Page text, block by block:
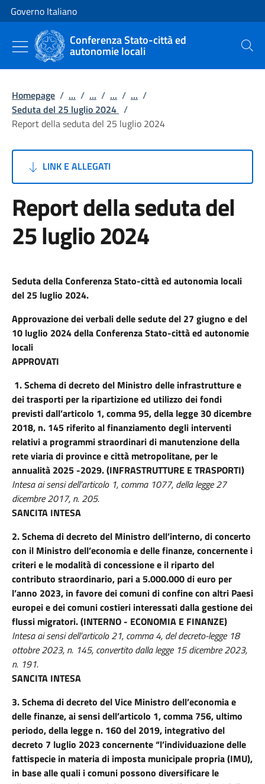
Vai al contenuto
Vai alla navigazione del sito
Governo Italiano
Conferenza Stato-città ed
autonomie locali Cerca
Homepage / ... / ... / ... / ... /
Seduta del 25 luglio 2024 /
Report della seduta del 25 luglio 2024
LINK E ALLEGATI
Report della seduta del
25 luglio 2024
Seduta dellaConferenza Stato-città ed autonomia locali
del 25 luglio 2024.
Approvazione dei verbali delle sedute del 27 giugno e del
10 luglio 2024 della Conferenza Stato-città ed autonomie
locali
APPROVATI
1.Schema di decreto del Ministro delle infrastrutture e
dei trasporti per la ripartizione ed utilizzo dei fondi
previsti dall’articolo 1, comma 95, della legge 30 dicembre
2018, n. 145 riferito al finanziamento degli interventi
relativi a programmi straordinari di manutenzione della
rete viaria di province e città metropolitane, per le
annualità 2025 -2029. (INFRASTRUTTURE E TRASPORTI)
Intesa ai sensi dell’articolo 1, comma 1077, della legge 27
dicembre 2017, n. 205.
SANCITA INTESA
2. Schema di decreto del Ministro dell’interno, di concerto
con il Ministro dell’economia e delle finanze, concernente i
criteri e le modalità di concessione e il riparto del
contributo straordinario, pari a 5.000.000 di euro per
l’anno 2023, in favore dei comuni di confine con altri Paesi
europei e dei comuni costieri interessati dalla gestione dei
flussi migratori. (INTERNO - ECONOMIA E FINANZE)
Intesa ai sensi dell’articolo 21, comma 4, del decreto-legge 18
ottobre 2023, n. 145, convertito dalla legge 15 dicembre 2023,
n. 191.
SANCITA INTESA
3. Schema di decreto del Vice Ministro dell’economia e
delle finanze, ai sensi dell’articolo 1, comma 756, ultimo
periodo, della legge n. 160 del 2019, integrativo del
decreto 7 luglio 2023 concernente “l’individuazione delle
fattispecie in materia di imposta municipale propria (IMU),
in base alle quali i comuni possono diversificare le